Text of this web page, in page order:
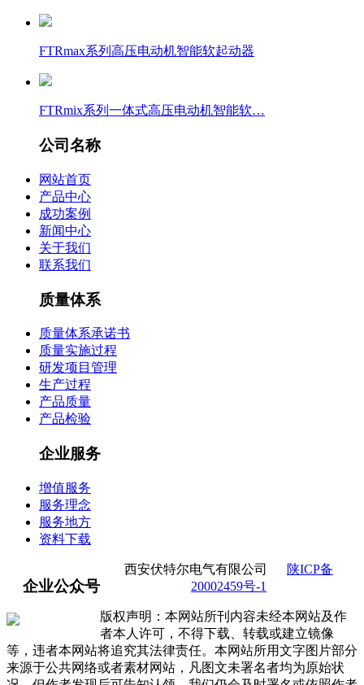
FTRmax系列高压电动机智能软起动器
FTRmix系列一体式高压电动机智能软…
公司名称
网站首页
产品中心
成功案例
新闻中心
关于我们
联系我们
质量体系
质量体系承诺书
质量实施过程
研发项目管理
生产过程
产品质量
产品检验
企业服务
增值服务
服务理念
服务地方
资料下载
企业公众号
西安伏特尔电气有限公司
陕ICP备
20002459号-1
版权声明：本网站所刊内容未经本网站及作
者本人许可，不得下载、转载或建立镜像
等，违者本网站将追究其法律责任。本网站所用文字图片部分
来源于公共网络或者素材网站，凡图文未署名者均为原始状